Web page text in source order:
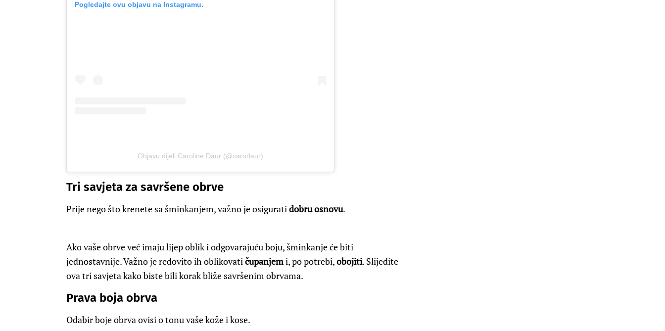
Pogledajte ovu objavu na Instagramu.
Objavu dijeli Caroline Daur (@carodaur)
Tri savjeta za savršene obrve
Prije nego što krenete sa šminkanjem, važno je osiguratidobru osnovu.
Ako vaše obrve već imaju lijep oblik i odgovarajuću boju, šminkanje će biti
jednostavnije. Važno je redovito ih oblikovatičupanjemi, po potrebi,obojiti. Slijedite
ova tri savjeta kako biste bili korak bliže savršenim obrvama.
Prava boja obrva
Odabir boje obrva ovisi o tonu vaše kože i kose.